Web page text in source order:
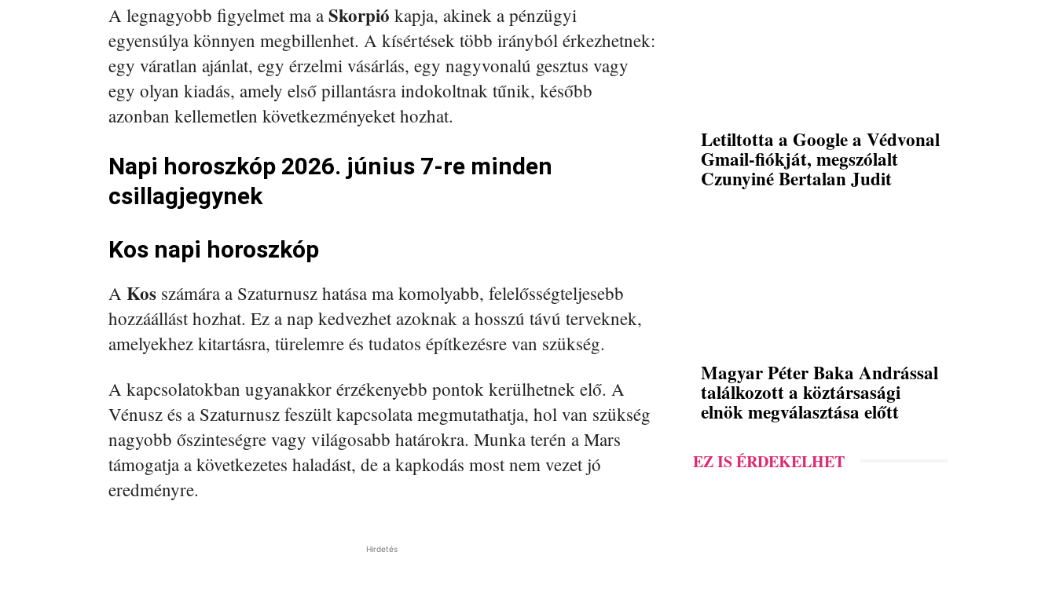
A legnagyobb figyelmet ma a Skorpió kapja, akinek a pénzügyi
egyensúlya könnyen megbillenhet. A kísértések több irányból érkezhetnek:
egy váratlan ajánlat, egy érzelmi vásárlás, egy nagyvonalú gesztus vagy
egy olyan kiadás, amely első pillantásra indokoltnak tűnik, később
azonban kellemetlen következményeket hozhat.
Napi horoszkóp 2026. június 7-re minden
csillagjegynek
Kos napi horoszkóp
A Kos számára a Szaturnusz hatása ma komolyabb, felelősségteljesebb
hozzáállást hozhat. Ez a nap kedvezhet azoknak a hosszú távú terveknek,
amelyekhez kitartásra, türelemre és tudatos építkezésre van szükség.
A kapcsolatokban ugyanakkor érzékenyebb pontok kerülhetnek elő. A
Vénusz és a Szaturnusz feszült kapcsolata megmutathatja, hol van szükség
nagyobb őszinteségre vagy világosabb határokra. Munka terén a Mars
támogatja a következetes haladást, de a kapkodás most nem vezet jó
eredményre.
Hirdetés
Letiltotta a Google a Védvonal
Gmail-fiókját, megszólalt
Czunyiné Bertalan Judit
Magyar Péter Baka Andrással
találkozott a köztársasági
elnök megválasztása előtt
EZ IS ÉRDEKELHET